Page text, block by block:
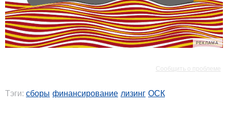
РЕКЛАМА
Сообщить о проблеме
Тэги: сборы финансирование лизинг ОСК